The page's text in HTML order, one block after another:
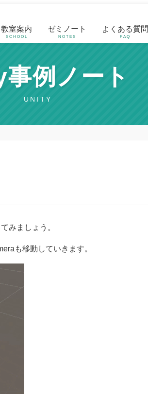
教室案内
SCHOOL
ゼミノート
NOTES
よくある質問
FAQ
例ノート
UNITY
みましょう。
も移動していきます。